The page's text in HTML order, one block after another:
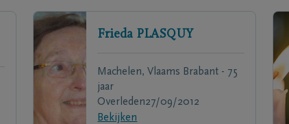
Frieda PLASQUY
Machelen, Vlaams Brabant - 75
jaar
Overleden27/09/2012
Bekijken